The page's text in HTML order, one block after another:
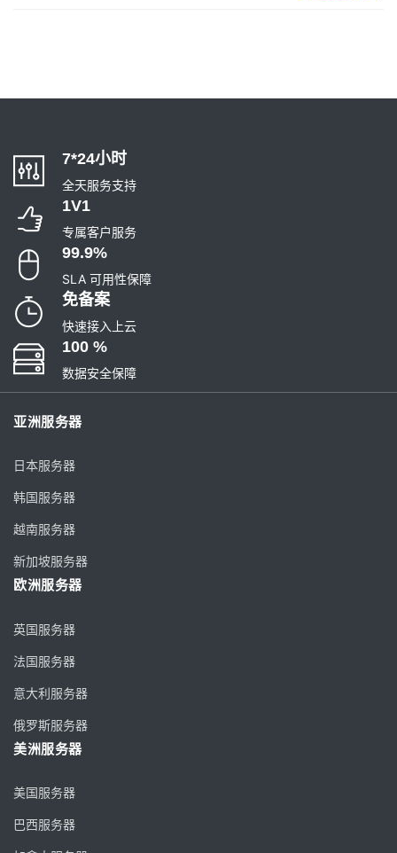
7*24小时
全天服务支持
1V1
专属客户服务
99.9%
SLA 可用性保障
免备案
快速接入上云
100 %
数据安全保障
亚洲服务器
日本服务器
韩国服务器
越南服务器
新加坡服务器
欧洲服务器
英国服务器
法国服务器
意大利服务器
俄罗斯服务器
美洲服务器
美国服务器
巴西服务器